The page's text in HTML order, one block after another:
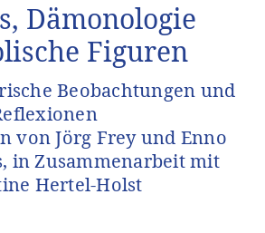
Dämonologie
Figuren
Beobachtungen und
von Jörg Frey und Enno
in Zusammenarbeit mit
Hertel-Holst